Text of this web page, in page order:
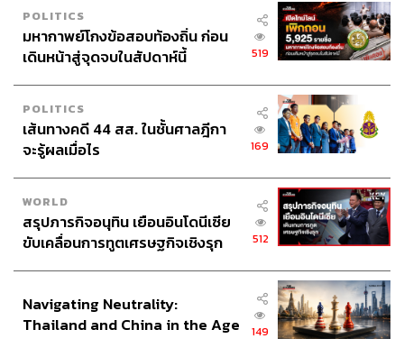
TAGS: เศรษฐศาสตร์พฤติกรรม ภัทราภา เวชภัทรสิริ
4.0K
ABOUT THE AUTHOR
ภัทราภา เวชภัทรสิริ (ต้า)
นักศึกษาปริญญาเอกด้านวิทยาศาสตร์
พฤติกรรม (Behavioural Science) ณ
มหาวิทยาลัย Warwick ประเทศอังกฤษ เจ้าของ
เพจพฤติกรรมทำไม?
POLITICS
มหากาพย์โกงข้อสอบท้องถิ่น ก่อน
เดินหน้าสู่จุดจบในสัปดาห์นี้
519
POLITICS
เส้นทางคดี 44 สส. ในชั้นศาลฎีกา
จะรู้ผลเมื่อไร
169
WORLD
สรุปภารกิจอนุทิน เยือนอินโดนีเซีย
ขับเคลื่อนการทูตเศรษฐกิจเชิงรุก
512
Navigating Neutrality:
Thailand and China in the Age
149